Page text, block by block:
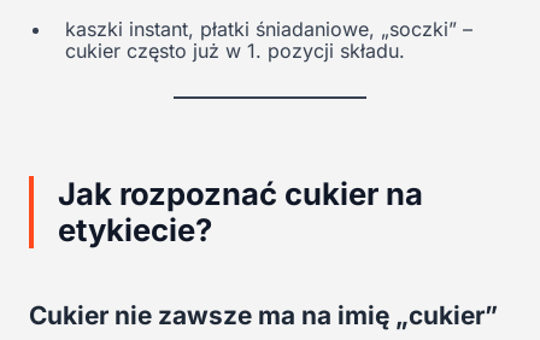
kaszki instant, płatki śniadaniowe, „soczki” –
cukier często już w 1. pozycji składu.
Jak rozpoznać cukier na
etykiecie?
Cukier nie zawsze ma na imię „cukier”